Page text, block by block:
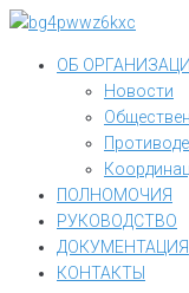
Перейти
контенту
ОБ
Новости
ПОЛНОМОЧИЯ
РУКОВОДСТВО
ДОКУМЕНТАЦИЯ
КОНТАКТЫ